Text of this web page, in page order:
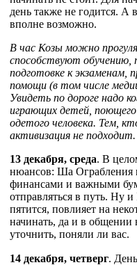
день также не годится. А
вполне возможно.
В час Козы можно
способствуют обучению,
подготовке к
помощи (в том числе
Увидеть по дороге надо
играющих детей, поющего
одетого человека. Тем,
активизация не подходит.
13 декабря, среда. В
нюансов: Ша Ограбления
финансами и важными
отправляться в путь. Ну
пятится, повлияет на
начинать, да и в
уточнить, поняли ли вас.
14 декабря, четверг. День